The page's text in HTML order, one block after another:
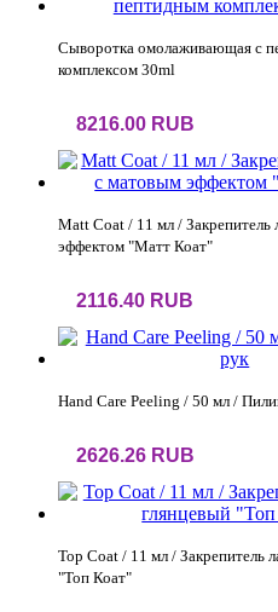
Сыворотка омолаживающая с
комплексом 30ml
8216.00 RUB
Matt Coat / 11 мл / Закрепитель
эффектом "Матт Коат"
2116.40 RUB
Hand Care Peeling / 50 мл /
2626.26 RUB
Top Coat / 11 мл / Закрепитель
"Топ Коат"